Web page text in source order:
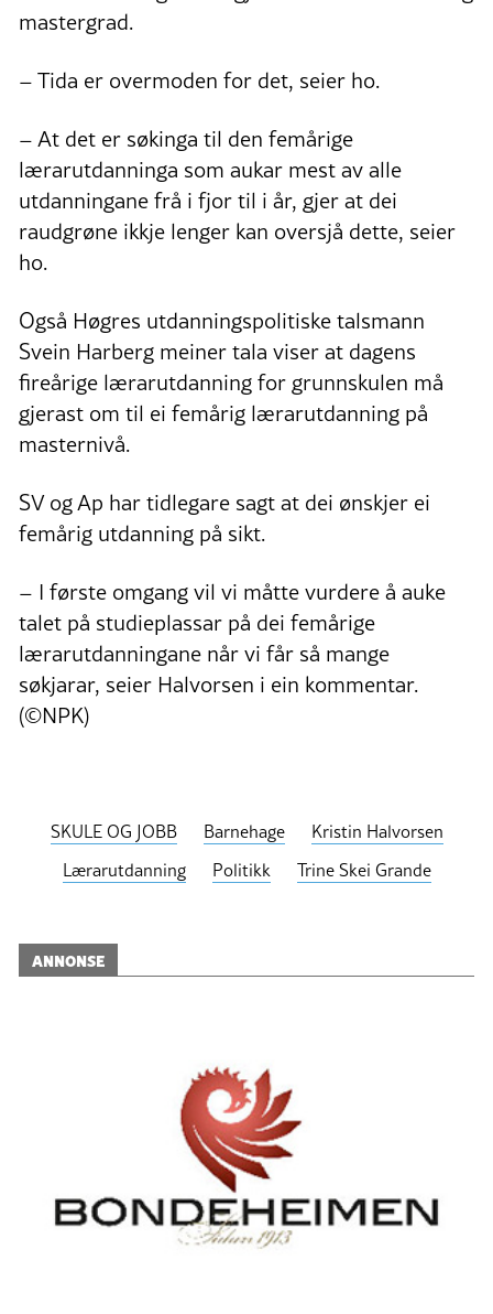
mastergrad.
– Tida er overmoden for det, seier ho.
– At det er søkinga til den femårige
lærarutdanninga som aukar mest av alle
utdanningane frå i fjor til i år, gjer at dei
raudgrøne ikkje lenger kan oversjå dette, seier
ho.
Også Høgres utdanningspolitiske talsmann
Svein Harberg meiner tala viser at dagens
fireårige lærarutdanning for grunnskulen må
gjerast om til ei femårig lærarutdanning på
masternivå.
SV og Ap har tidlegare sagt at dei ønskjer ei
femårig utdanning på sikt.
– I første omgang vil vi måtte vurdere å auke
talet på studieplassar på dei femårige
lærarutdanningane når vi får så mange
søkjarar, seier Halvorsen i ein kommentar.
(©NPK)
SKULE OG JOBB Barnehage
Kristin Halvorsen
Lærarutdanning
Politikk Trine Skei Grande
ANNONSE